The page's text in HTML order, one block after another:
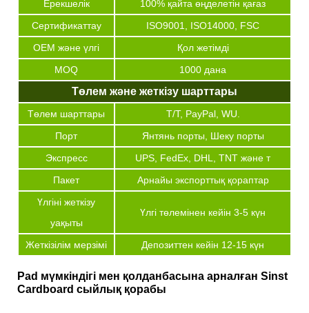
Ерекшелік
100% қайта өңделетін қағаз
Сертификаттау
ISO9001, ISO14000, FSC
OEM және үлгі
Қол жетімді
MOQ
1000 дана
Төлем және жеткізу шарттары
Төлем шарттары
T/T, PayPal, WU.
Порт
Янтянь порты, Шеку порты
Экспресс
UPS, FedEx, DHL, TNT және т
Пакет
Арнайы экспорттық қораптар
Үлгіні жеткізу
уақыты
Үлгі төлемінен кейін 3-5 күн
Жеткізілім мерзімі Депозиттен кейін 12-15 күн
Pad мүмкіндігі мен қолданбасына арналған Sinst
Cardboard сыйлық қорабы